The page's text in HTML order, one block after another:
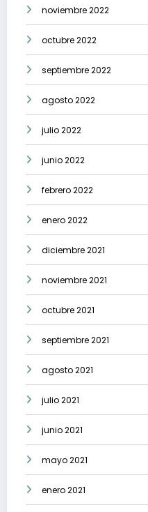
noviembre 2022
octubre 2022
septiembre 2022
agosto 2022
julio 2022
junio 2022
febrero 2022
enero 2022
diciembre 2021
noviembre 2021
octubre 2021
septiembre 2021
agosto 2021
julio 2021
junio 2021
mayo 2021
enero 2021